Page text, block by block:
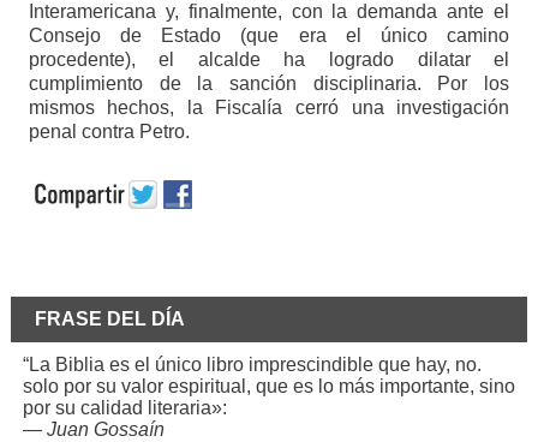
Interamericana y, finalmente, con la demanda ante el
Consejo de Estado (que era el único camino
procedente), el alcalde ha logrado dilatar el
cumplimiento de la sanción disciplinaria. Por los
mismos hechos, la Fiscalía cerró una investigación
penal contra Petro.
FRASE DEL DÍA
“La Biblia es el único libro imprescindible que hay, no.
solo por su valor espiritual, que es lo más importante, sino
por su calidad literaria»:
— Juan Gossaín